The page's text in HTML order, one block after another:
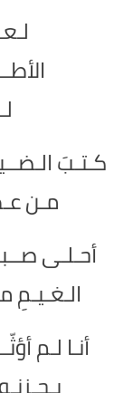
كـتـبَ
مـن
أحـلـى
الـغـيـمِ
أنـا لـم